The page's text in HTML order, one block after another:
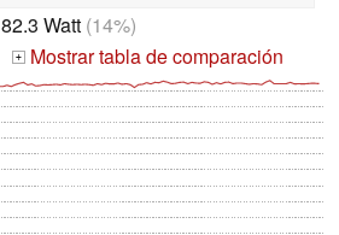
82.3 Watt (14%)
+ Mostrar tabla de comparación